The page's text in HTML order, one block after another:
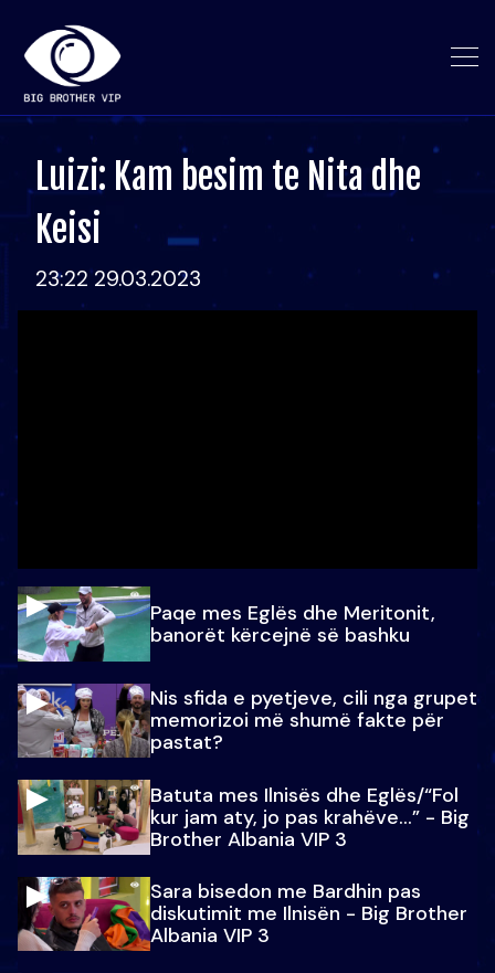
Luizi: Kam besim te Nita dhe
Keisi
23:22 29.03.2023
Paqe mes Eglës dhe Meritonit,
banorët kërcejnë së bashku
Nis sfida e pyetjeve, cili nga grupet
memorizoi më shumë fakte për
pastat?
Batuta mes Ilnisës dhe Eglës/“Fol
kur jam aty, jo pas krahëve…” - Big
Brother Albania VIP 3
Sara bisedon me Bardhin pas
diskutimit me Ilnisën - Big Brother
Albania VIP 3